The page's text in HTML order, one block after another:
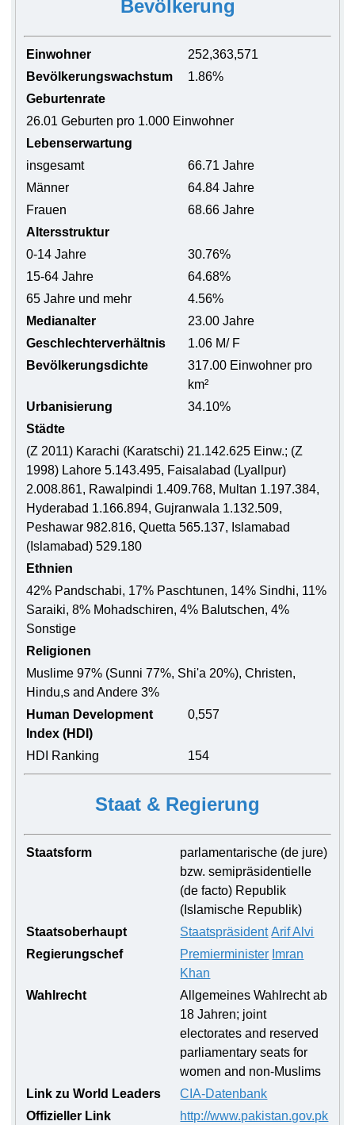
Bevölkerung
Einwohner
252,363,571
Bevölkerungswachstum
1.86%
Geburtenrate
26.01 Geburten pro 1.000 Einwohner
Lebenserwartung
insgesamt
66.71 Jahre
Männer
64.84 Jahre
Frauen
68.66 Jahre
Altersstruktur
0-14 Jahre
30.76%
15-64 Jahre
64.68%
65 Jahre und mehr
4.56%
Medianalter
23.00 Jahre
Geschlechterverhältnis
1.06 M/ F
Bevölkerungsdichte
317.00 Einwohner pro
km²
Urbanisierung
34.10%
Städte
(Z 2011) Karachi (Karatschi) 21.142.625 Einw.; (Z
1998) Lahore 5.143.495, Faisalabad (Lyallpur)
2.008.861, Rawalpindi 1.409.768, Multan 1.197.384,
Hyderabad 1.166.894, Gujranwala 1.132.509,
Peshawar 982.816, Quetta 565.137, Islamabad
(Islamabad) 529.180
Ethnien
42% Pandschabi, 17% Paschtunen, 14% Sindhi, 11%
Saraiki, 8% Mohadschiren, 4% Balutschen, 4%
Sonstige
Religionen
Muslime 97% (Sunni 77%, Shi'a 20%), Christen,
Hindu,s and Andere 3%
Human Development
Index (HDI)
0,557
HDI Ranking 154
Staat & Regierung
Staatsform
parlamentarische (de jure)
bzw. semipräsidentielle
(de facto) Republik
(Islamische Republik)
Staatsoberhaupt
Staatspräsident Arif Alvi
Regierungschef
Premierminister Imran
Khan
Wahlrecht
Allgemeines Wahlrecht ab
18 Jahren; joint
electorates and reserved
parliamentary seats for
women and non-Muslims
Link zu World Leaders
CIA-Datenbank
Offizieller Link
http://www.pakistan.gov.pk